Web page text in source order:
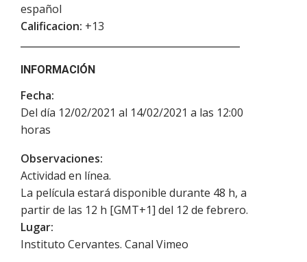
español
Calificacion: +13
INFORMACIÓN
Fecha:
Del día 12/02/2021 al 14/02/2021 a las 12:00
horas
Observaciones:
Actividad en línea.
La película estará disponible durante 48 h, a
partir de las 12 h [GMT+1] del 12 de febrero.
Lugar:
Instituto Cervantes. Canal Vimeo